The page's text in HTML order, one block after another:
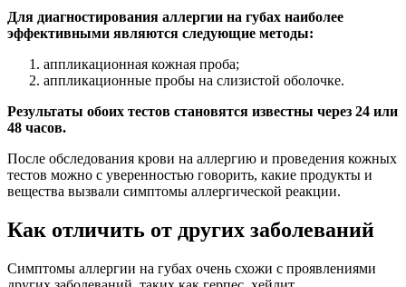
Для диагностирования аллергии на губах наиболее
эффективными являются следующие методы:
аппликационная кожная проба;
аппликационные пробы на слизистой оболочке.
Результаты обоих тестов становятся известны через 24 или
48 часов.
После обследования крови на аллергию и проведения кожных
тестов можно с уверенностью говорить, какие продукты и
вещества вызвали симптомы аллергической реакции.
Как отличить от других заболеваний
Симптомы аллергии на губах очень схожи с проявлениями